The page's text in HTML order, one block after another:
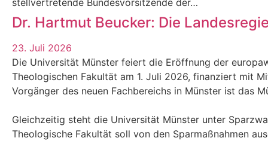
stellvertretende Bundesvorsitzende der…
Dr. Hartmut Beucker: Die
23. Juli 2026
Die Universität Münster feiert die Eröffnung der
Theologischen Fakultät am 1. Juli 2026, finanziert mit
Vorgänger des neuen Fachbereichs in Münster ist das
Gleichzeitig steht die Universität Münster unter
Theologische Fakultät soll von den Sparmaßnahmen